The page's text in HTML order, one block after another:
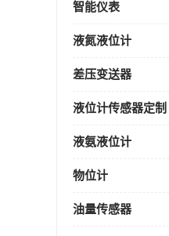
智能仪表
液氮液位计
差压变送器
液位计传感器定制
液氨液位计
物位计
油量传感器